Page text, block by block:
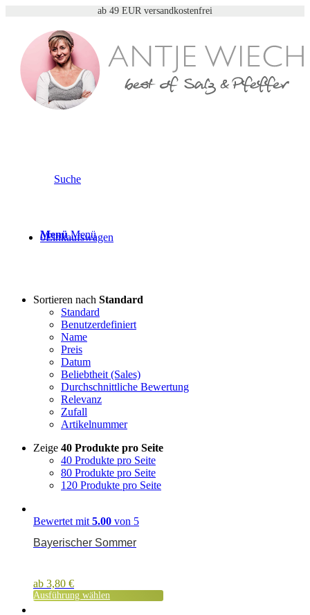
ab 49 EUR versandkostenfrei
Suche
Menü Menü
0Einkaufswagen
Gewürzmischungen für
Sortieren nach Standard
Standard
Benutzerdefiniert
Name
Preis
Datum
Beliebtheit (Sales)
Durchschnittliche Bewertung
Relevanz
Zufall
Artikelnummer
Zeige 40 Produkte pro Seite
40 Produkte pro Seite
80 Produkte pro Seite
120 Produkte pro Seite
Bewertet mit 5.00 von 5
Bayerischer Sommer
ab 3,80 €
Ausführung wählen